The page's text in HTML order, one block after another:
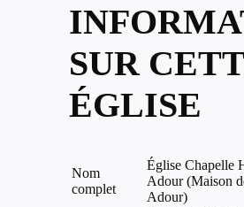
SUR
ÉGLISE
Nom
complet
Église Chapelle
Adour (Maison
Adour)